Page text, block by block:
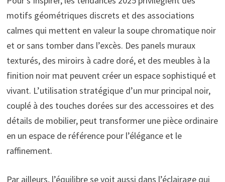
motifs géométriques discrets et des associations
calmes qui mettent en valeur la soupe chromatique noir
et or sans tomber dans l’excès. Des panels muraux
texturés, des miroirs à cadre doré, et des meubles à la
finition noir mat peuvent créer un espace sophistiqué et
vivant. L’utilisation stratégique d’un mur principal noir,
couplé à des touches dorées sur des accessoires et des
détails de mobilier, peut transformer une pièce ordinaire
en un espace de référence pour l’élégance et le
raffinement.
Par ailleurs, l’équilibre se voit aussi dans l’éclairage qui